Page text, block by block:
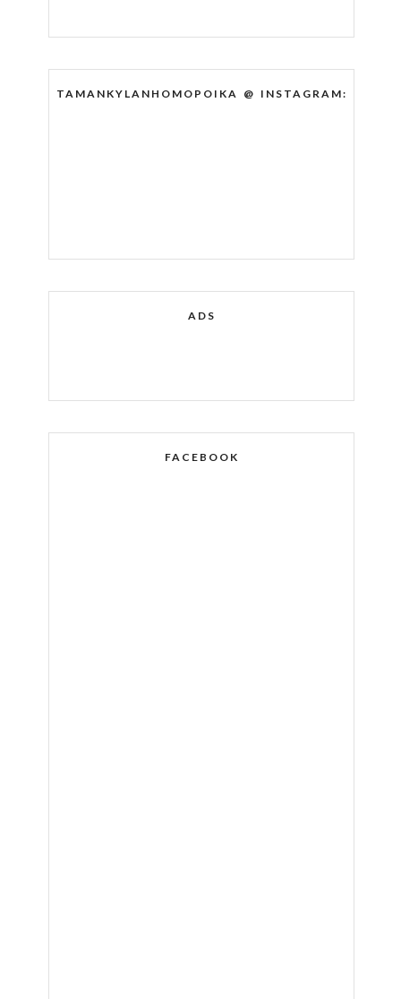
TAMANKYLANHOMOPOIKA @ INSTAGRAM:
ADS
FACEBOOK